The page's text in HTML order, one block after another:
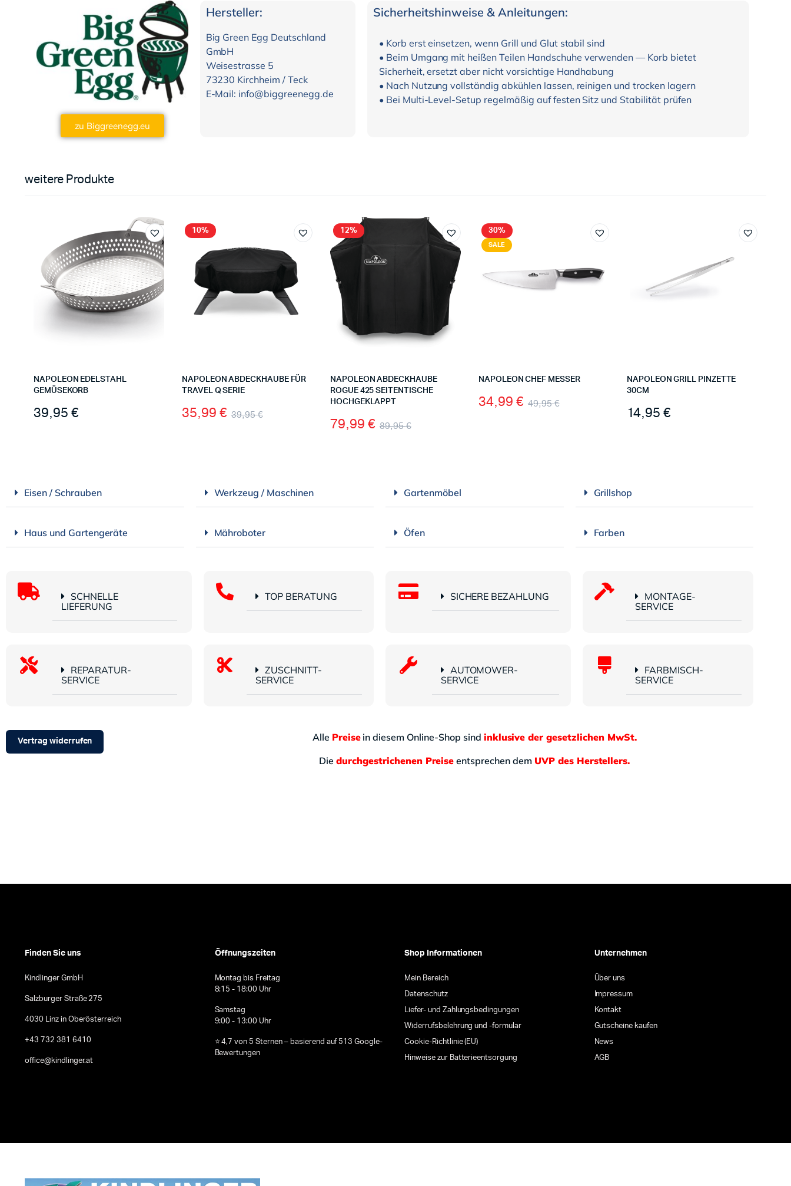
zu Biggreenegg.eu
Hersteller:
Big Green Egg Deutschland
GmbH
Weisestrasse 5
73230 Kirchheim / Teck
E-Mail: info@biggreenegg.de
Sicherheitshinweise & Anleitungen:
• Korb erst einsetzen, wenn Grill und Glut stabil sind
• Beim Umgang mit heißen Teilen Handschuhe verwenden — Korb bietet
Sicherheit, ersetzt aber nicht vorsichtige Handhabung
• Nach Nutzung vollständig abkühlen lassen, reinigen und trocken lagern
• Bei Multi-Level-Setup regelmäßig auf festen Sitz und Stabilität prüfen
weitere Produkte
NAPOLEON EDELSTAHL
GEMÜSEKORB
39,95 €
10%
NAPOLEON ABDECKHAUBE FÜR
TRAVEL Q SERIE
39,95€
35,99 €
12%
NAPOLEON ABDECKHAUBE
ROGUE 425 SEITENTISCHE
HOCHGEKLAPPT
89,95€
79,99 €
30%
SALE
NAPOLEON CHEF MESSER
49,95€
34,99 €
NAPOLEON GRILL PINZETTE
30CM
14,95 €
Eisen / Schrauben
Haus und Gartengeräte
Werkzeug / Maschinen
Mähroboter
Gartenmöbel
Öfen
Grillshop
Farben
SCHNELLE
LIEFERUNG
TOP BERATUNG SICHERE BEZAHLUNG
MONTAGE-
SERVICE
REPARATUR-
SERVICE
ZUSCHNITT-
SERVICE
AUTOMOWER-
SERVICE
FARBMISCH-
SERVICE
Vertrag widerrufen Alle Preisein diesem Online-Shop sind inklusive der gesetzlichen MwSt.
Diedurchgestrichenen Preise entsprechen dem UVP des Herstellers.
Finden Sie uns
Kindlinger GmbH
Salzburger Straße 275
4030 Linz in Oberösterreich
+43 732 381 6410
office@kindlinger.at
Öffnungszeiten
Montag bis Freitag
8:15 - 18:00 Uhr
Samstag
9:00 - 13:00 Uhr
⭐ 4,7 von 5 Sternen – basierend auf 513 Google-
Bewertungen
Shop Informationen
Mein Bereich
Datenschutz
Liefer- und Zahlungsbedingungen
Widerrufsbelehrung und -formular
Cookie-Richtlinie (EU)
Hinweise zur Batterieentsorgung
Unternehmen
Über uns
Impressum
Kontakt
Gutscheine kaufen
News
AGB